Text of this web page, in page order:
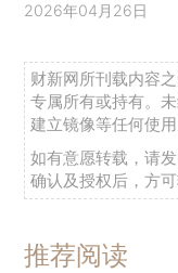
2026年04月26日
财新网所刊载内容
专属所有或持有。
建立镜像等任何使用
如有意愿转载，请
确认及授权后，方可
推荐阅读